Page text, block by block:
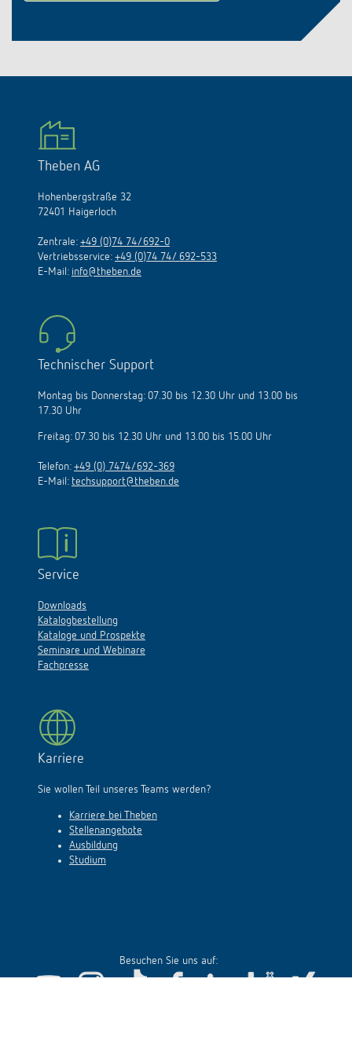
Theben AG
Hohenbergstraße 32
72401 Haigerloch
Zentrale: +49 (0)74 74/692-0
Vertriebsservice: +49 (0)74 74/ 692-533
E-Mail: info@theben.de
Technischer Support
Montag bis Donnerstag: 07.30 bis 12.30 Uhr und 13.00 bis
17.30 Uhr
Freitag: 07.30 bis 12.30 Uhr und 13.00 bis 15.00 Uhr
Telefon: +49 (0) 7474/692-369
E-Mail: techsupport@theben.de
Service
Downloads
Katalogbestellung
Kataloge und Prospekte
Seminare und Webinare
Fachpresse
Karriere
Sie wollen Teil unseres Teams werden?
Karriere bei Theben
Stellenangebote
Ausbildung
Studium
Besuchen Sie uns auf: